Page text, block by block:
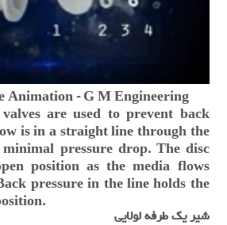
Animation - G M Engineering
are used to prevent back
is in a straight line through the
pressure drop. The disc
position as the media flows
pressure in the line holds the
شیر یک طرفه لولایی